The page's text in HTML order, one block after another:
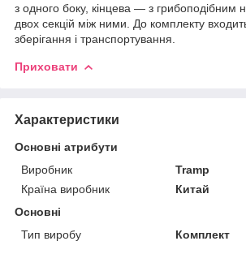
з одного боку, кінцева — з грибоподібним
двох секцій між ними. До комплекту
зберігання і транспортування.
Приховати
Характеристики
Основні атрибути
Виробник
Tramp
Країна виробник
Китай
Основні
Тип виробу
Комплект